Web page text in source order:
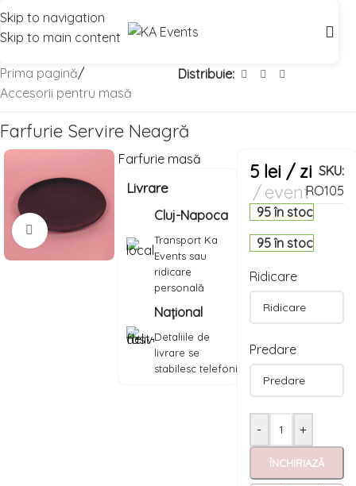
Skip to navigation
Skip to main content
Prima pagină/
Accesorii pentru masă
Distribuie:
Farfurie Servire Neagră
Mărește imaginea
Farfurie masă
Livrare
Cluj-Napoca
Transport Ka
Events sau
ridicare
personală
Național
Detaliile de
livrare se
stabilesc telefonic
5 lei / zi
event
SKU:
RO105
95 în stoc
95 în stoc
Ridicare
Predare
- +
ÎNCHIRIAZĂ